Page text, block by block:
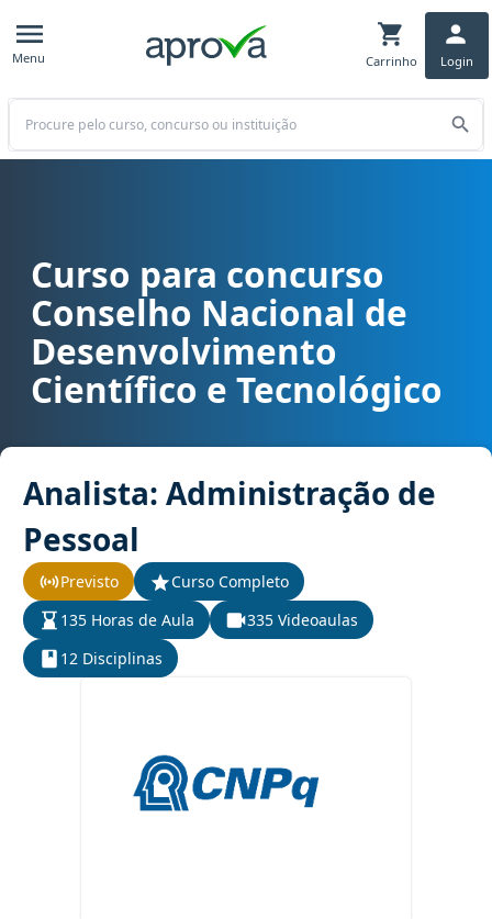
Menu Carrinho Login
Buscar
Curso para concurso CNPQ - Conselho Nacional de
Curso para concurso
Conselho Nacional de
Desenvolvimento
Científico e Tecnológico
Analista: Administração de
Pessoal
Previsto
Curso Completo
135 Horas de Aula
335 Videoaulas
12 Disciplinas